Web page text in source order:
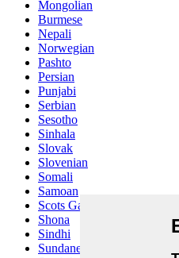
Mongolian
Burmese
Nepali
Norwegian
Pashto
Persian
Punjabi
Serbian
Sesotho
Sinhala
Slovak
Slovenian
Somali
Samoan
Scots Gaelic
Shona
Sindhi
Sundanese